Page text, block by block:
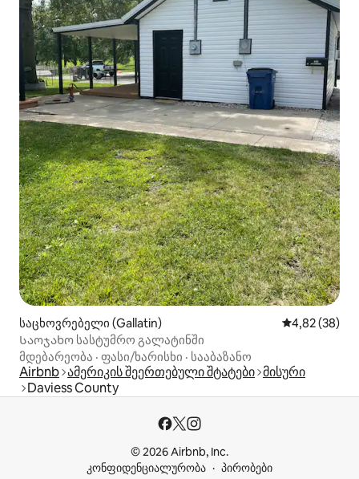
საცხოვრებელი (Gallatin) საშუალო
4,82 (38)
Საოჯახო სასტუმრო გალატინში
მდებარეობა · ფასი/ხარისხი · სააბაზანო
Airbnb ამერიკის შეერთებული შტატები მისური
Daviess County
© 2026 Airbnb, Inc.
კონფიდენციალურობა
პირობები